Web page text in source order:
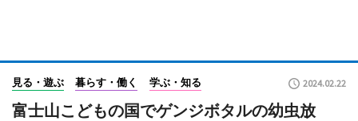
見る・遊ぶ 暮らす・働く 学ぶ・知る 2024.02.22
富士山こどもの国でゲンジボタルの幼虫放